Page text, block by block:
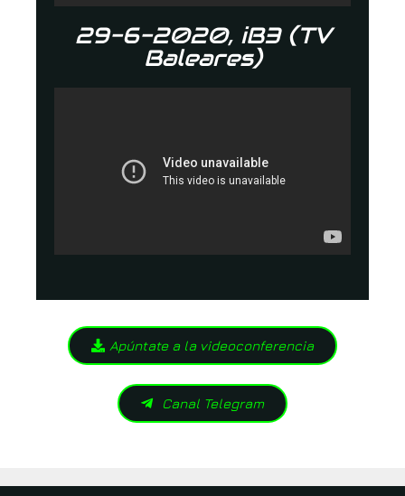
29-6-2020, iB3 (TV
Baleares)
Apúntate a la videoconferencia
Canal Telegram